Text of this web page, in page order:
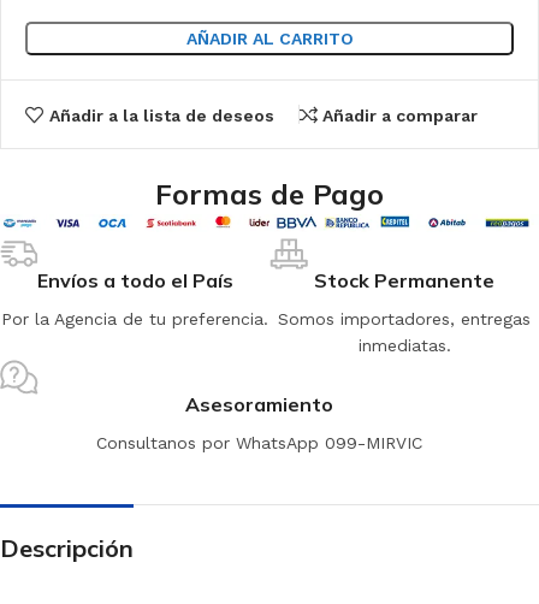
AÑADIR AL CARRITO
Añadir a la lista de deseos Añadir a comparar
Formas de Pago
Envíos a todo el País
Por la Agencia de tu preferencia.
Stock Permanente
Somos importadores, entregas
inmediatas.
Asesoramiento
Consultanos por WhatsApp 099-MIRVIC
Descripción